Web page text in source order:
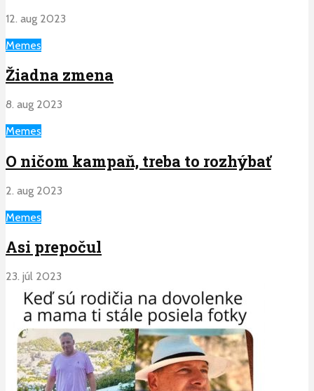
12. aug 2023
Memes
Žiadna zmena
8. aug 2023
Memes
O ničom kampaň, treba to rozhýbať
2. aug 2023
Memes
Asi prepočul
23. júl 2023